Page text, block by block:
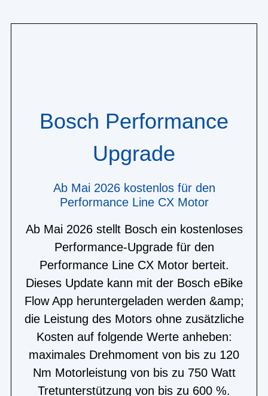
Bosch Performance
Upgrade
Ab Mai 2026 kostenlos für den
Performance Line CX Motor
Ab Mai 2026 stellt Bosch ein kostenloses
Performance-Upgrade für den
Performance Line CX Motor berteit.
Dieses Update kann mit der Bosch eBike
Flow App heruntergeladen werden &amp;
die Leistung des Motors ohne zusätzliche
Kosten auf folgende Werte anheben:
maximales Drehmoment von bis zu 120
Nm Motorleistung von bis zu 750 Watt
Tretunterstützung von bis zu 600 %.